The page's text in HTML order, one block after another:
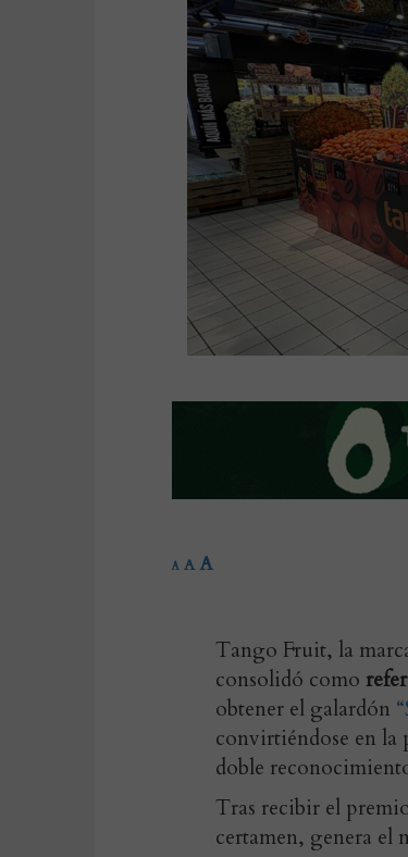
A A A
Tango Fruit, la
consolidó como
obtener el galardón
convirtiéndose en la
doble
Tras recibir el
certamen, genera el